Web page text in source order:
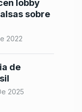
lobby
sobre
2022
de
2025